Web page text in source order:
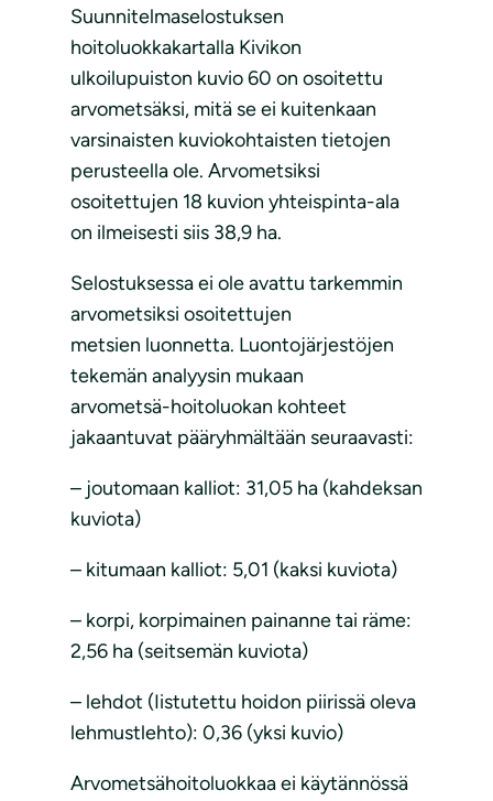
Suunnitelmaselostuksen
hoitoluokkakartalla Kivikon
ulkoilupuiston kuvio 60 on osoitettu
arvometsäksi, mitä se ei kuitenkaan
varsinaisten kuviokohtaisten tietojen
perusteella ole. Arvometsiksi
osoitettujen 18 kuvion yhteispinta-ala
on ilmeisesti siis 38,9 ha.
Selostuksessa ei ole avattu tarkemmin
arvometsiksi osoitettujen
metsien luonnetta. Luontojärjestöjen
tekemän analyysin mukaan
arvometsä-hoitoluokan kohteet
jakaantuvat pääryhmältään seuraavasti:
– joutomaan kalliot: 31,05 ha (kahdeksan
kuviota)
– kitumaan kalliot: 5,01 (kaksi kuviota)
– korpi, korpimainen painanne tai räme:
2,56 ha (seitsemän kuviota)
– lehdot (Iistutettu hoidon piirissä oleva
lehmustlehto): 0,36 (yksi kuvio)
Arvometsähoitoluokkaa ei käytännössä